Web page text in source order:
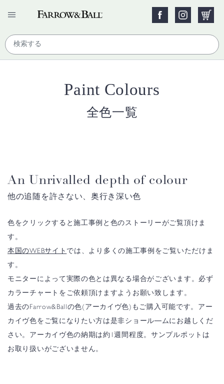
Paint Colours
全色一覧
An Unrivalled depth of colour
他の追随を許さない、奥行き深い色
色をクリックすると施工事例と色のストーリーがご覧頂けま
す。
本国のWEBサイト では、より多くの施工事例をご覧いただけま
す。
モニターによって実際の色とは異なる場合がございます。必ず
カラーチャートをご依頼頂けますようお願い致します。
過去のFarrow&Ballの色(アーカイヴ色)もご購入可能です。アー
カイヴ色をご覧になりたい方は是非ショール―ムにお越しくだ
さい。アーカイヴ色の納期は約1週間程度。サンプルポットは
お取り扱いがございません。